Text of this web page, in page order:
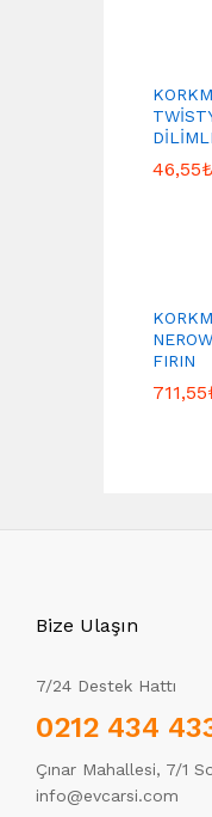
46,55₺
FIRIN
711,55
Bize Ulaşın
7/24 Destek Hattı
0212 434
Çınar Mahallesi, 7/1
info@evcarsi.com